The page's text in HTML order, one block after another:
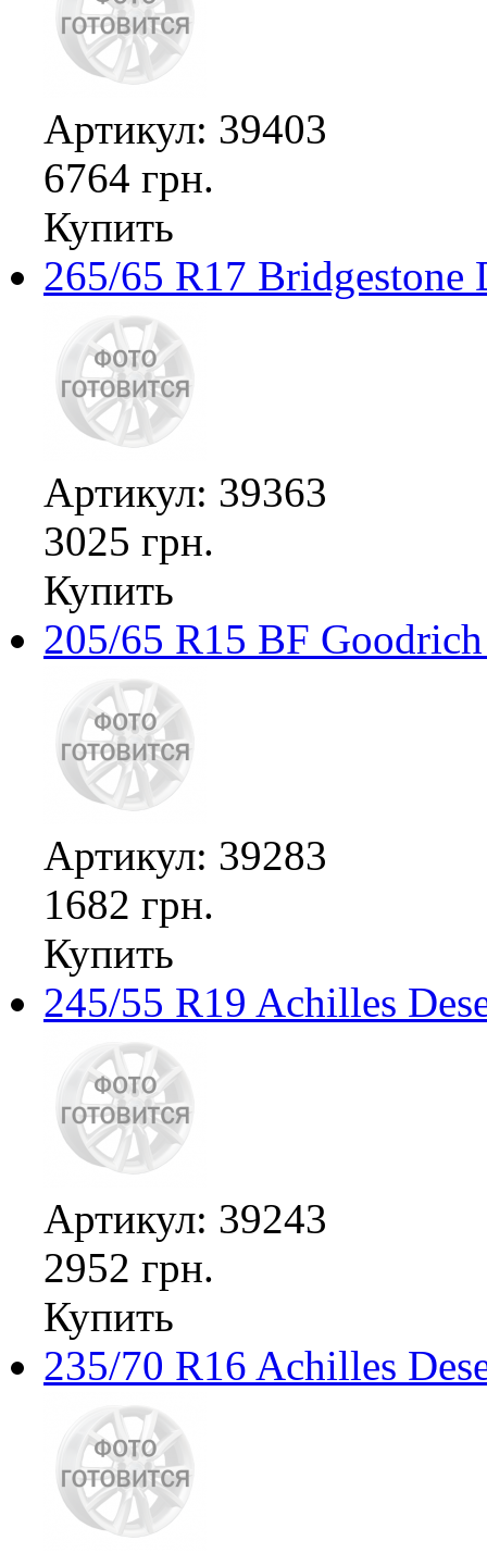
Артикул: 39403
6764 грн.
Купить
265/65 R17
Артикул: 39363
3025 грн.
Купить
205/65 R15 BF
Артикул: 39283
1682 грн.
Купить
245/55 R19 Achilles
Артикул: 39243
2952 грн.
Купить
235/70 R16 Achilles